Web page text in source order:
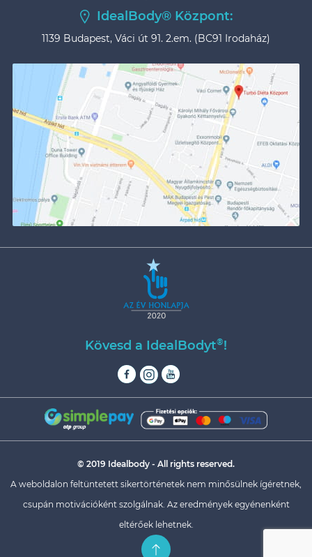
IdealBody® Központ:
1139 Budapest, Váci út 91. 2.em. (BC91 Irodaház)
Kövesd a IdealBodyt®!
© 2019 Idealbody - All rights reserved.
A weboldalon feltüntetett sikertörténetek nem minősülnek ígéretnek,
csupán motivációként szolgálnak. Az eredmények egyénenként
eltérőek lehetnek.